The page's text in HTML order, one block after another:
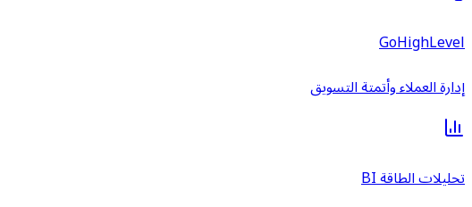
GoHighLevel
إدارة العملاء وأتمتة التسويق
تحليلات الطاقة BI